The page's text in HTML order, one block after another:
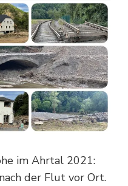
im Ahrtal 2021:
der Flut vor Ort.